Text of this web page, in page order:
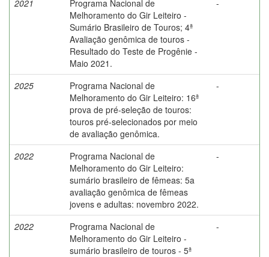
2021
Programa Nacional de
Melhoramento do Gir Leiteiro -
Sumário Brasileiro de Touros; 4ª
Avaliação genômica de touros -
Resultado do Teste de Progênie -
Maio 2021.
-
2025
Programa Nacional de
Melhoramento do Gir Leiteiro: 16ª
prova de pré-seleção de touros:
touros pré-selecionados por meio
de avaliação genômica.
-
2022
Programa Nacional de
Melhoramento do Gir Leiteiro:
sumário brasileiro de fêmeas: 5a
avaliação genômica de fêmeas
jovens e adultas: novembro 2022.
-
2022
Programa Nacional de
Melhoramento do Gir Leiteiro -
sumário brasileiro de touros - 5ª
-